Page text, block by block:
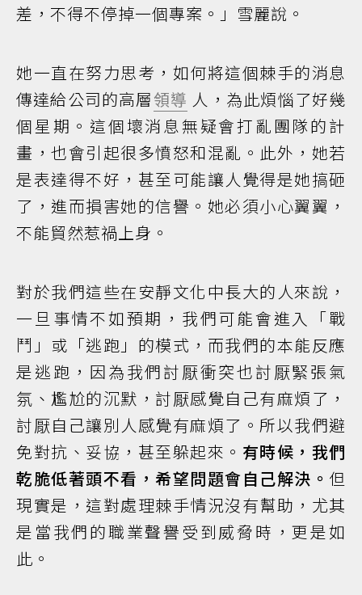
差，不得不停掉一個專案。」雪麗說。
她一直在努力思考，如何將這個棘手的消息
傳達給公司的高層領導 人，為此煩惱了好幾
個星期。這個壞消息無疑會打亂團隊的計
畫，也會引起很多憤怒和混亂。此外，她若
是表達得不好，甚至可能讓人覺得是她搞砸
了，進而損害她的信譽。她必須小心翼翼，
不能貿然惹禍上身。
對於我們這些在安靜文化中長大的人來說，
一旦事情不如預期，我們可能會進入「戰
鬥」或「逃跑」的模式，而我們的本能反應
是逃跑，因為我們討厭衝突也討厭緊張氣
氛、尷尬的沉默，討厭感覺自己有麻煩了，
討厭自己讓別人感覺有麻煩了。所以我們避
免對抗、妥協，甚至躲起來。 有時候，我們
乾脆低著頭不看，希望問題會自己解決。 但
現實是，這對處理棘手情況沒有幫助，尤其
是當我們的職業聲譽受到威脅時，更是如
此。